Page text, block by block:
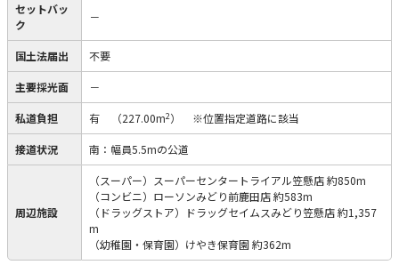
セットバッ
ク
－
国土法届出 不要
主要採光面 －
私道負担 有 （227.00m2） ※位置指定道路に該当
接道状況 南：幅員5.5mの公道
周辺施設
（スーパー）スーパーセンタートライアル笠懸店 約850m
（コンビニ）ローソンみどり前鹿田店 約583m
（ドラッグストア）ドラッグセイムスみどり笠懸店 約1,357
m
（幼稚園・保育園）けやき保育園 約362m